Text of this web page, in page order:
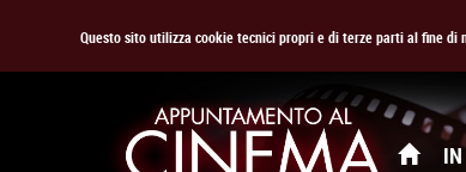
Questo sito utilizza cookie tecnici propri e di terze parti al fine